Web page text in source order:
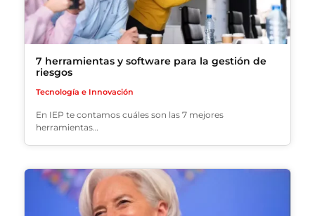
7 herramientas y software para la gestión de
riesgos
Tecnología e Innovación
En IEP te contamos cuáles son las 7 mejores
herramientas…